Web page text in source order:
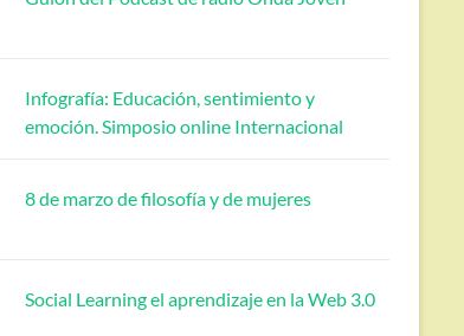
Infografía: Educación, sentimiento y
emoción. Simposio online Internacional
8 de marzo de filosofía y de mujeres
Social Learning el aprendizaje en la Web 3.0